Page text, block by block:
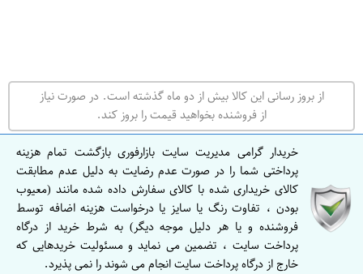
ن
ا
ص
ف
ه
ا
ن
از بروز رسانی این کالا بیش از دو ماه گذشته است. در صورت نیاز
از فروشنده بخواهید قیمت را بروز کند.
خریدار گرامی مدیریت سایت بازارفوری بازگشت تمام هزینه
پرداختی شما را در صورت عدم رضایت به دلیل عدم مطابقت
کالای خریداری شده با کالای سفارش داده شده مانند (معیوب
بودن ، تفاوت رنگ یا سایز یا درخواست هزینه اضافه توسط
فروشنده و یا هر دلیل موجه دیگر) به شرط خرید از درگاه
پرداخت سایت ، تضمین می نماید و مسئولیت خریدهایی که
خارج از درگاه پرداخت سایت انجام می شوند را نمی پذیرد.